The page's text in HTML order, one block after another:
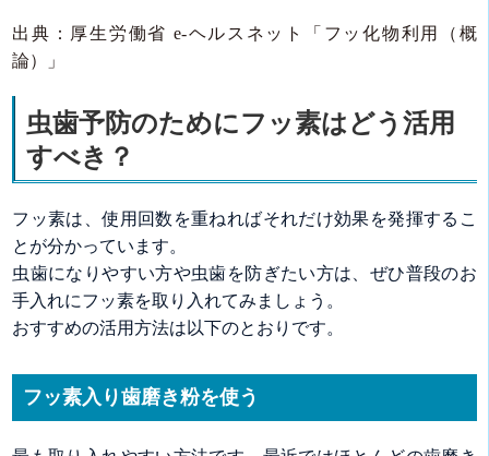
出典：厚生労働省 e-ヘルスネット「フッ化物利用（概
論）」
虫歯予防のためにフッ素はどう活用
すべき？
フッ素は、使用回数を重ねればそれだけ効果を発揮するこ
とが分かっています。
虫歯になりやすい方や虫歯を防ぎたい方は、ぜひ普段のお
手入れにフッ素を取り入れてみましょう。
おすすめの活用方法は以下のとおりです。
フッ素入り歯磨き粉を使う